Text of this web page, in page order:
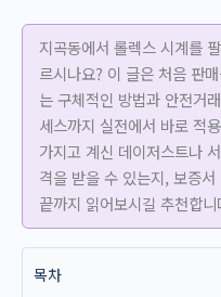
지곡동에서 롤렉스 시계를
르시나요? 이 글은 처음 판
는 구체적인 방법과 안전거
세스까지 실전에서 바로 적
가지고 계신 데이저스트나
격을 받을 수 있는지, 보증
끝까지 읽어보시길 추천합니
목차